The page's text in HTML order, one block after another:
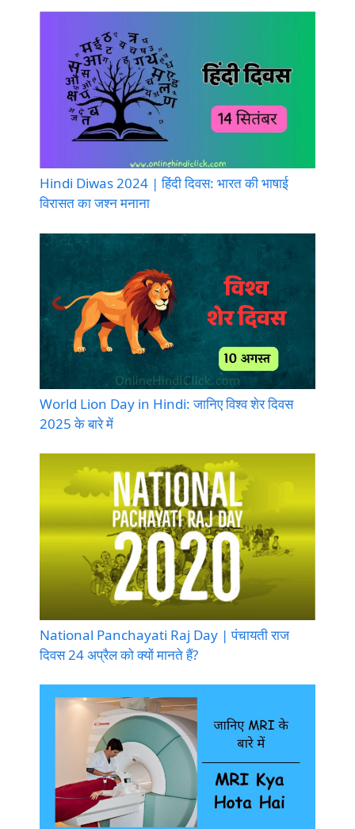
Hindi Diwas 2024 | हिंदी दिवस: भारत की भाषाई
विरासत का जश्न मनाना
World Lion Day in Hindi: जानिए विश्व शेर दिवस
2025 के बारे में
National Panchayati Raj Day | पंचायती राज
दिवस 24 अप्रैल को क्यों मानते हैं?